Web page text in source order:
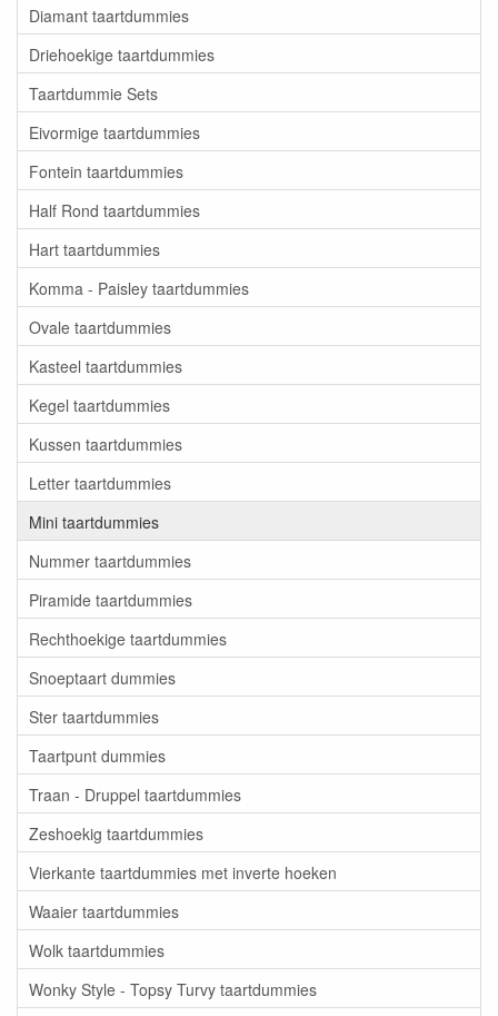
Diamant taartdummies
Driehoekige taartdummies
Taartdummie Sets
Eivormige taartdummies
Fontein taartdummies
Half Rond taartdummies
Hart taartdummies
Komma - Paisley taartdummies
Ovale taartdummies
Kasteel taartdummies
Kegel taartdummies
Kussen taartdummies
Letter taartdummies
Mini taartdummies
Nummer taartdummies
Piramide taartdummies
Rechthoekige taartdummies
Snoeptaart dummies
Ster taartdummies
Taartpunt dummies
Traan - Druppel taartdummies
Zeshoekig taartdummies
Vierkante taartdummies met inverte hoeken
Waaier taartdummies
Wolk taartdummies
Wonky Style - Topsy Turvy taartdummies